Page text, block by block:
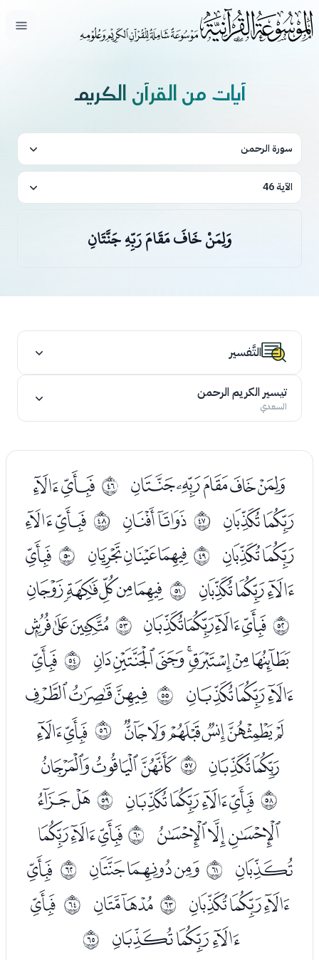
فتح
آيات من القرآن الكريم
سورة الرحمن
الآية 46
وَلِمَنْ خَافَ مَقَامَ رَبِّهِ جَنَّتَانِ
التَّفسير
تيسير الكريم الرحمن
السعدي
ﭨﭩﭪﭫﭬ ﰭﭮﭯ
ﭰﭱ ﰮ ﭳﭴ ﰯ ﭶﭷ
ﭸﭹ ﰰﭻﭼﭽ ﰱ ﭿ
ﮀﮁﮂ ﰲﮄﮅﮆﮇﮈ
ﰳﮊﮋﮌﮍ ﰴ ﮏﮐﮑ
ﮒﮓﮔﮕﮖﮗﮘ ﰵ ﮚ
ﮛﮜﮝ ﰶ ﮟﮠﮡ
ﮢﮣﮤﮥﮦﮧ ﰷ ﮩﮪ
ﮫﮬ ﰸﮮﮯﮰ
ﰹﯓﯔﯕﯖ ﰺﯘﯙ
ﯚﯛﯜ ﰻﯞﯟﯠ
ﯡ ﰼﯣﯤﯥ ﰽ ﯧ
ﯨﯩﯪ ﰾﯬ ﰿ ﯮ
ﯯﯰﯱ ﱀ